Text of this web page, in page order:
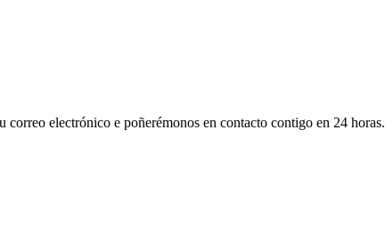
correo electrónico e poñerémonos en contacto contigo en 24 horas.